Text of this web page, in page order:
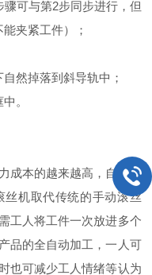
可与第2步同步进行，但
夹紧工件）；
然掉落到斜导轨中；
。
本的越来越高，自动滚
丝机取代传统的手动滚丝
工人将工件一次放进多个
品的全自动加工，一人可
也可减少工人情绪等认为